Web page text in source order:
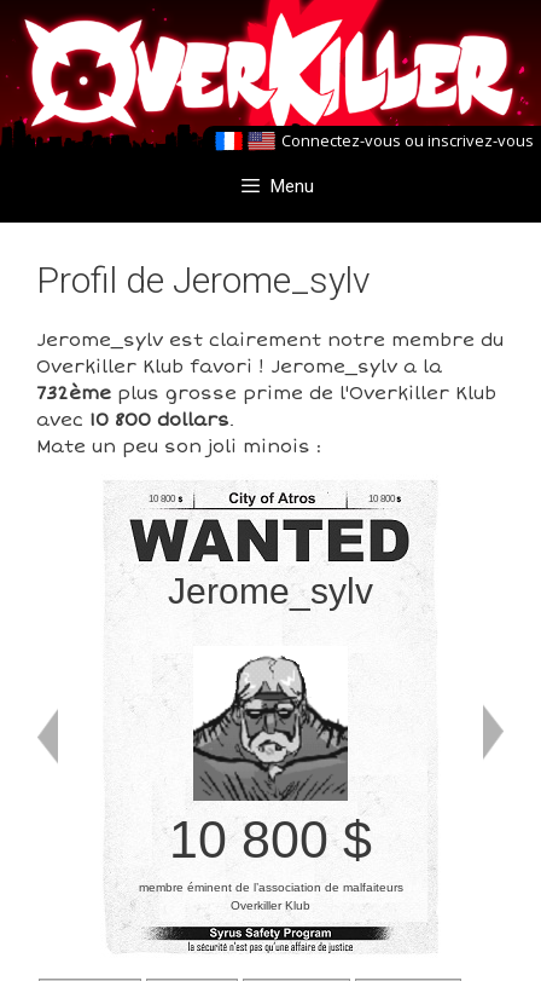
Aller
au
contenu
Aller
au
contenu
Connectez-vous ou inscrivez-vous
Menu
Profil de Jerome_sylv
Jerome_sylv est clairement notre membre du
Overkiller Klub favori ! Jerome_sylv a la
732ème plus grosse prime de l'Overkiller Klub
avec 10 800 dollars.
Mate un peu son joli minois :
10 800
Jerome_sylv
10 800
10 800 $
membre éminent de l’association de malfaiteurs
Overkiller Klub